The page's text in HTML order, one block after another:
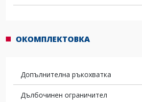
ОКОМПЛЕКТОВКА
Допълнителна ръкохватка
Дълбочинен ограничител